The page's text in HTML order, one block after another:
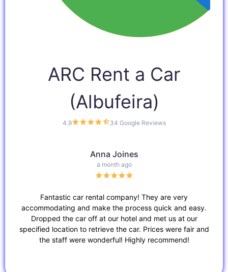
ARC Rent a Car
(Albufeira)
4.9 34 Google Reviews
Anna Joines
a month ago
Fantastic car rental company! They are very
accommodating and make the process quick and easy.
Dropped the car off at our hotel and met us at our
specified location to retrieve the car. Prices were fair and
the staff were wonderful! Highly recommend!